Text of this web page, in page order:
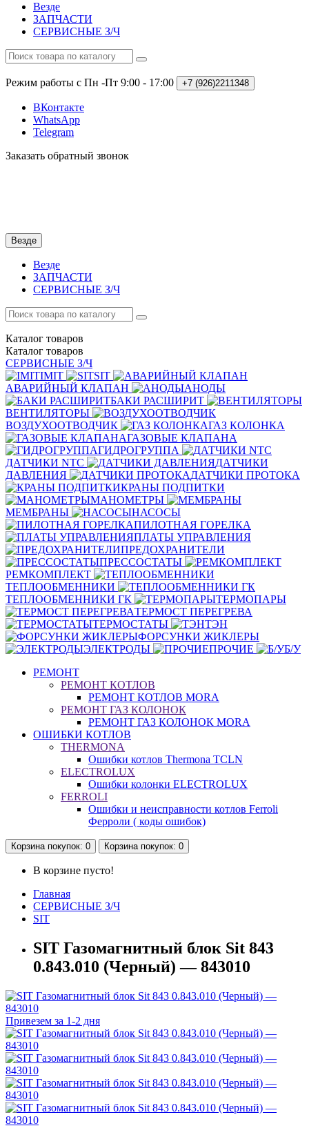
Везде
ЗАПЧАСТИ
СЕРВИСНЫЕ З/Ч
Режим работы с Пн -Пт 9:00 - 17:00 +7 (926)2211348
ВКонтакте
WhatsApp
Telegram
Заказать обратный звонок
Везде
Везде
ЗАПЧАСТИ
СЕРВИСНЫЕ З/Ч
Каталог товаров
Каталог товаров
СЕРВИСНЫЕ З/Ч
IMIT
SIT
АВАРИЙНЫЙ КЛАПАН
АНОДЫ
БАКИ РАСШИРИТ
ВЕНТИЛЯТОРЫ
ВОЗДУХООТВОДЧИК
ГАЗ КОЛОНКА
ГАЗОВЫЕ КЛАПАНА
ГИДРОГРУППА
ДАТЧИКИ NTC
ДАТЧИКИ
ДАВЛЕНИЯ
ДАТЧИКИ ПРОТОКА
КРАНЫ ПОДПИТКИ
МАНОМЕТРЫ
МЕМБРАНЫ
НАСОСЫ
ПИЛОТНАЯ ГОРЕЛКА
ПЛАТЫ УПРАВЛЕНИЯ
ПРЕДОХРАНИТЕЛИ
ПРЕССОСТАТЫ
РЕМКОМПЛЕКТ
ТЕПЛООБМЕННИКИ
ТЕПЛООБМЕННИКИ ГК
ТЕРМОПАРЫ
ТЕРМОСТ ПЕРЕГРЕВА
ТЕРМОСТАТЫ
ТЭН
ФОРСУНКИ ЖИКЛЕРЫ
ЭЛЕКТРОДЫ
ПРОЧИЕ
Б/У
РЕМОНТ
РЕМОНТ КОТЛОВ
РЕМОНТ КОТЛОВ MORA
РЕМОНТ ГАЗ КОЛОНОК
РЕМОНТ ГАЗ КОЛОНОК MORA
ОШИБКИ КОТЛОВ
THERMONA
Ошибки котлов Thermona TCLN
ELECTROLUX
Ошибки колонки ELECTROLUX
FERROLI
Ошибки и неисправности котлов Ferroli
Ферроли ( коды ошибок)
Корзинапокупок: 0 Корзинапокупок: 0
В корзине пусто!
Главная
СЕРВИСНЫЕ З/Ч
SIT
SIT Газомагнитный блок Sit 843
0.843.010 (Черный) — 843010
Привезем за 1-2 дня